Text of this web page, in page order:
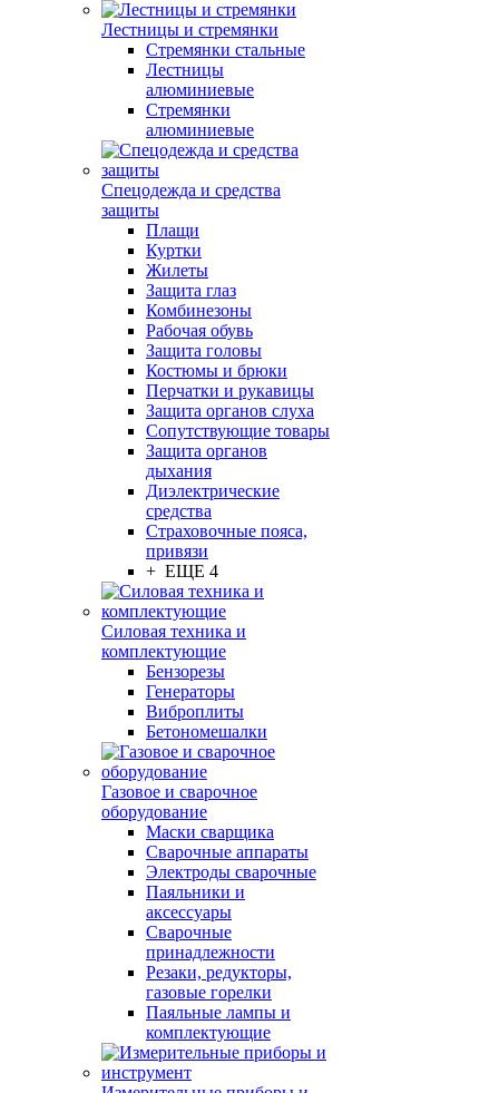
Лестницы и стремянки
Стремянки стальные
Лестницы
алюминиевые
Стремянки
алюминиевые
Спецодежда и средства
защиты
Плащи
Куртки
Жилеты
Защита глаз
Комбинезоны
Рабочая обувь
Защита головы
Костюмы и брюки
Перчатки и рукавицы
Защита органов слуха
Сопутствующие товары
Защита органов
дыхания
Диэлектрические
средства
Страховочные пояса,
привязи
+ ЕЩЕ 4
Силовая техника и
комплектующие
Бензорезы
Генераторы
Виброплиты
Бетономешалки
Газовое и сварочное
оборудование
Маски сварщика
Сварочные аппараты
Электроды сварочные
Паяльники и
аксессуары
Сварочные
принадлежности
Резаки, редукторы,
газовые горелки
Паяльные лампы и
комплектующие